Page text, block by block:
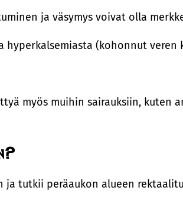
ja väsymys voivat olla
hyperkalsemiasta (kohonnut
myös muihin sairauksiin, kuten
tutkii peräaukon alueen